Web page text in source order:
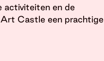
activiteiten en de
Castle een prachtige